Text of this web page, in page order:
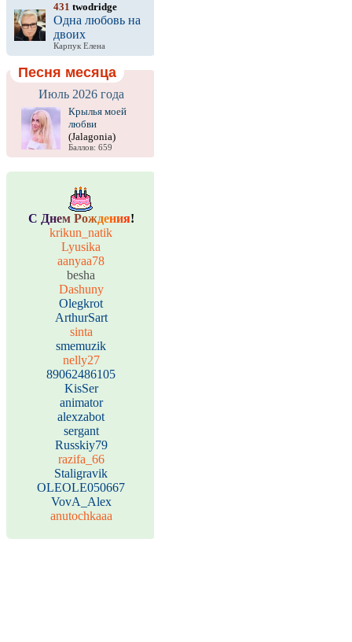
431 twodridge
Одна любовь на
двоих
Карпук Елена
Песня месяца
Июль 2026 года
Крылья моей
любви
(Jalagonia)
Баллов: 659
С Днем Рождения!
krikun_natik
Lyusika
aanyaa78
besha
Dashuny
Olegkrot
ArthurSart
sinta
smemuzik
nelly27
89062486105
KisSer
animator
alexzabot
sergant
Russkiy79
razifa_66
Staligravik
OLEOLE050667
VovA_Alex
anutochkaaa